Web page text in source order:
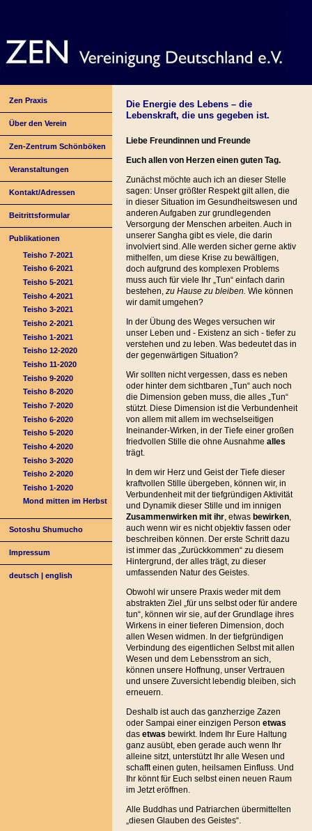
Zen Praxis
Über den Verein
Zen-Zentrum Schönböken
Veranstaltungen
Kontakt/Adressen
Beitrittsformular
Publikationen
Teisho 7-2021
Teisho 6-2021
Teisho 5-2021
Teisho 4-2021
Teisho 3-2021
Teisho 2-2021
Teisho 1-2021
Teisho 12-2020
Teisho 11-2020
Teisho 9-2020
Teisho 8-2020
Teisho 7-2020
Teisho 6-2020
Teisho 5-2020
Teisho 4-2020
Teisho 3-2020
Teisho 2-2020
Teisho 1-2020
Mond mitten im Herbst
Sotoshu Shumucho
Impressum
deutsch |english
Die Energie des Lebens – die
Lebenskraft, die uns gegeben ist.
Liebe Freundinnen und Freunde
Euch allen von Herzen einen guten Tag.
Zunächst möchte auch ich an dieser Stelle
sagen: Unser größter Respekt gilt allen, die
in dieser Situation im Gesundheitswesen und
anderen Aufgaben zur grundlegenden
Versorgung der Menschen arbeiten. Auch in
unserer Sangha gibt es viele, die darin
involviert sind. Alle werden sicher gerne aktiv
mithelfen, um diese Krise zu bewältigen,
doch aufgrund des komplexen Problems
muss auch für viele Ihr „Tun“ einfach darin
bestehen, zu Hause zu bleiben. Wie können
wir damit umgehen?
In der Übung des Weges versuchen wir
unser Leben und - Existenz an sich - tiefer zu
verstehen und zu leben. Was bedeutet das in
der gegenwärtigen Situation?
Wir sollten nicht vergessen, dass es neben
oder hinter dem sichtbaren „Tun“ auch noch
die Dimension geben muss, die alles „Tun“
stützt. Diese Dimension ist die Verbundenheit
von allem mit allem im wechselseitigen
Ineinander-Wirken, in der Tiefe einer großen
friedvollen Stille die ohne Ausnahme alles
trägt.
In dem wir Herz und Geist der Tiefe dieser
kraftvollen Stille übergeben, können wir, in
Verbundenheit mit der tiefgründigen Aktivität
und Dynamik dieser Stille und im innigen
Zusammenwirken mit ihr, etwas bewirken,
auch wenn wir es nicht objektiv fassen oder
beschreiben können. Der erste Schritt dazu
ist immer das „Zurückkommen“ zu diesem
Hintergrund, der alles trägt, zu dieser
umfassenden Natur des Geistes.
Obwohl wir unsere Praxis weder mit dem
abstrakten Ziel „für uns selbst oder für andere
tun“, können wir sie, auf der Grundlage ihres
Wirkens in einer tieferen Dimension, doch
allen Wesen widmen. In der tiefgründigen
Verbindung des eigentlichen Selbst mit allen
Wesen und dem Lebensstrom an sich,
können unsere Hoffnung, unser Vertrauen
und unsere Zuversicht lebendig bleiben, sich
erneuern.
Deshalb ist auch das ganzherzige Zazen
oder Sampai einer einzigen Person etwas
das etwas bewirkt. Indem Ihr Eure Haltung
ganz ausübt, eben gerade auch wenn Ihr
alleine sitzt, unterstützt Ihr alle Wesen und
schafft einen guten, heilsamen Einfluss. Und
Ihr könnt für Euch selbst einen neuen Raum
im Jetzt eröffnen.
Alle Buddhas und Patriarchen übermittelten
„diesen Glauben des Geistes“.